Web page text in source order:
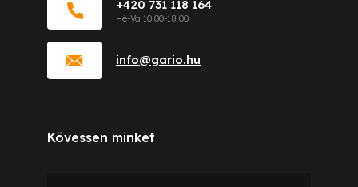
info@gario.hu
+420 731 118 164
Kövessen minket